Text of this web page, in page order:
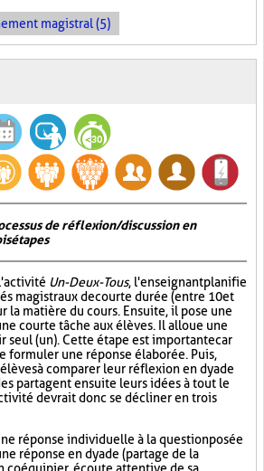
magistral (5)
de réflexion/discussion en
étapes
Un-Deux-Tous, l'enseignant planifie
magistraux de courte durée (entre 10 et
la matière du cours. Ensuite, il pose une
courte tâche aux élèves. Il alloue une
seul (un). Cette étape est importante car
formuler une réponse élaborée. Puis,
à comparer leur réflexion en dyade
partagent ensuite leurs idées à tout le
devrait donc se décliner en trois
réponse individuelle à la question posée
réponse en dyade (partage de la